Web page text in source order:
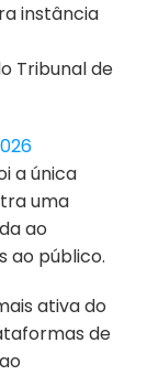
instância
Tribunal de
a única
uma
ao
ao público.
ativa do
de